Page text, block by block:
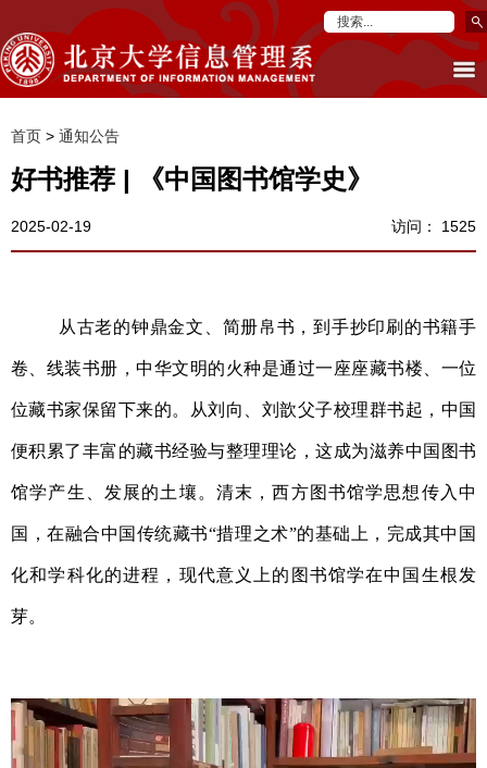
首页 > 通知公告
好书推荐 | 《中国图书馆学史》
2025-02-19 访问： 1525
从古老的钟鼎金文、简册帛书，到手抄印刷的书籍手
卷、线装书册，中华文明的火种是通过一座座藏书楼、一位
位藏书家保留下来的。从刘向、刘歆父子校理群书起，中国
便积累了丰富的藏书经验与整理理论，这成为滋养中国图书
馆学产生、发展的土壤。清末，西方图书馆学思想传入中
国，在融合中国传统藏书“措理之术”的基础上，完成其中国
化和学科化的进程，现代意义上的图书馆学在中国生根发
芽。